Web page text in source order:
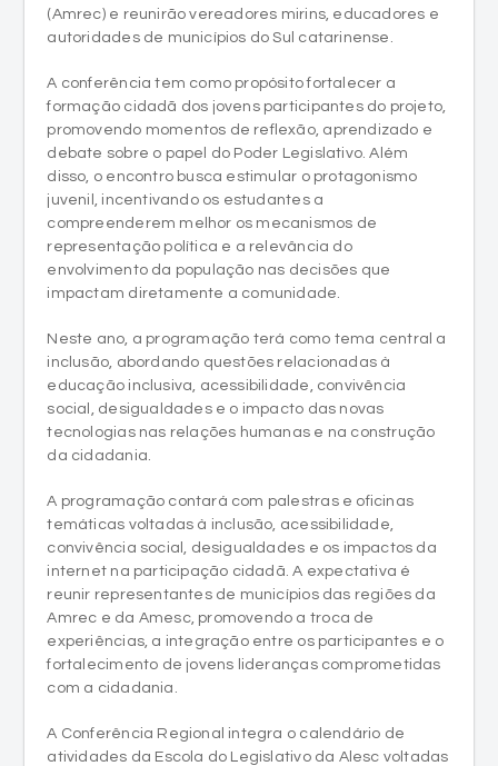
(Amrec) e reunirão vereadores mirins, educadores e
autoridades de municípios do Sul catarinense.
A conferência tem como propósito fortalecer a
formação cidadã dos jovens participantes do projeto,
promovendo momentos de reflexão, aprendizado e
debate sobre o papel do Poder Legislativo. Além
disso, o encontro busca estimular o protagonismo
juvenil, incentivando os estudantes a
compreenderem melhor os mecanismos de
representação política e a relevância do
envolvimento da população nas decisões que
impactam diretamente a comunidade.
Neste ano, a programação terá como tema central a
inclusão, abordando questões relacionadas à
educação inclusiva, acessibilidade, convivência
social, desigualdades e o impacto das novas
tecnologias nas relações humanas e na construção
da cidadania.
A programação contará com palestras e oficinas
temáticas voltadas à inclusão, acessibilidade,
convivência social, desigualdades e os impactos da
internet na participação cidadã. A expectativa é
reunir representantes de municípios das regiões da
Amrec e da Amesc, promovendo a troca de
experiências, a integração entre os participantes e o
fortalecimento de jovens lideranças comprometidas
com a cidadania.
A Conferência Regional integra o calendário de
atividades da Escola do Legislativo da Alesc voltadas